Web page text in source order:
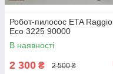
Робот-пилосос ETA Raggio
Eco 3225 90000
В наявності
2 300 ₴ 2 500 ₴